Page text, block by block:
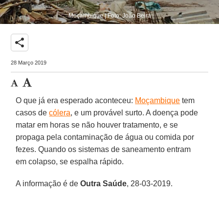
Moçambique | Foto: João Beira
share
28 Março 2019
O que já era esperado aconteceu: Moçambique tem
casos decólera, e um provável surto. A doença pode
matar em horas se não houver tratamento, e se
propaga pela contaminação de água ou comida por
fezes. Quando os sistemas de saneamento entram
em colapso, se espalha rápido.
A informação é deOutra Saúde, 28-03-2019.